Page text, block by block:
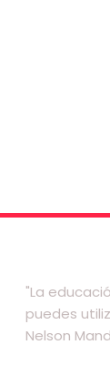
"La
puedes
Nelson